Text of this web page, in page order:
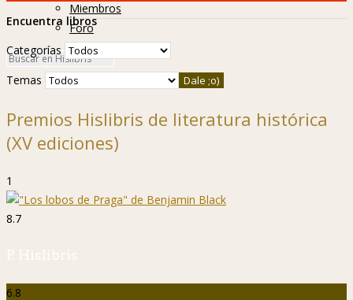
Miembros
Foro
Encuentra libros
Categorías
Temas
Premios Hislibris de literatura histórica
(XV ediciones)
1
8.7
P. Hislibris
6.8